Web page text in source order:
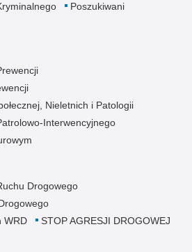
Poszukiwani
Nieletnich i Patologii
Interwencyjnego
Drogowego
WRD
STOP AGRESJI DROGOWEJ